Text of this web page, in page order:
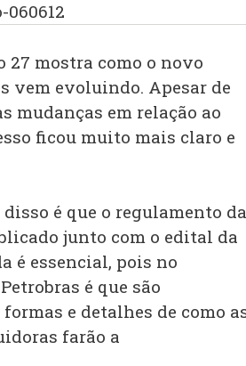
27 mostra como o novo
vem evoluindo. Apesar de
mudanças em relação ao
ficou muito mais claro e
é que o regulamento da
junto com o edital da
é essencial, pois no
é que são
e detalhes de como
farão a